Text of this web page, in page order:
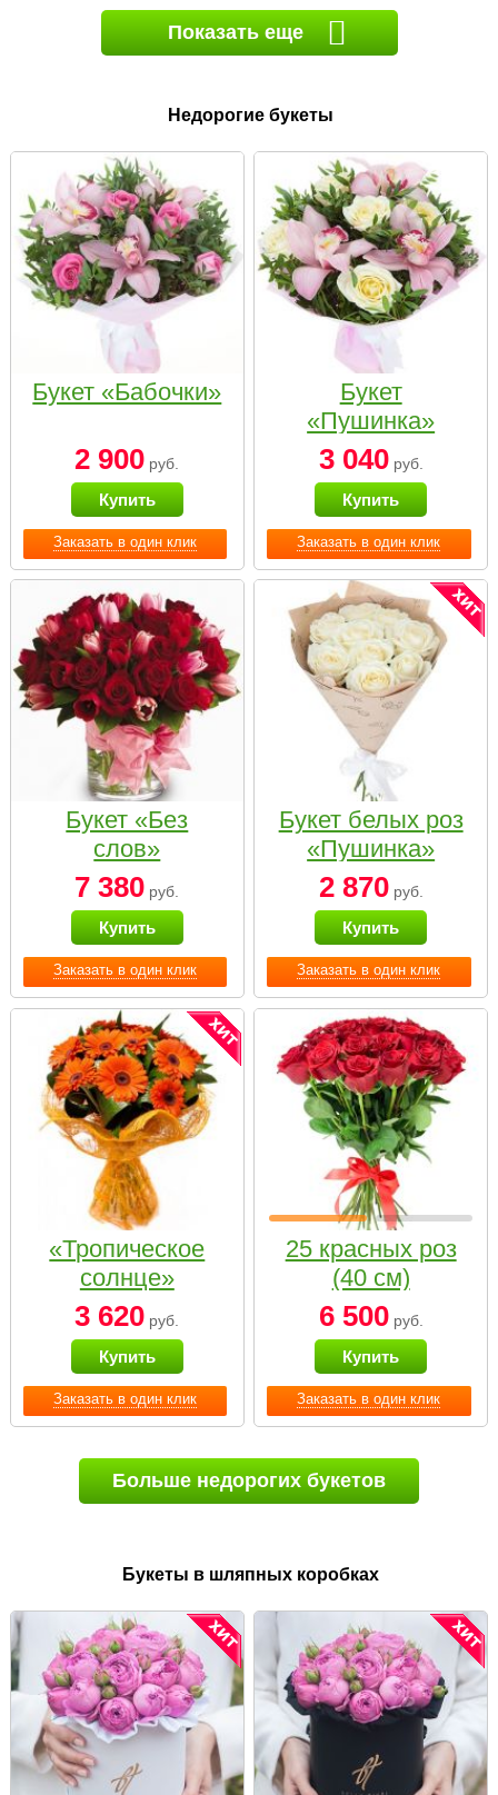
Показать еще
Недорогие букеты
Заказать в один клик
Букет «Бабочки»
2 900 руб.
Купить
Заказать в один клик
Букет
«Пушинка»
3 040руб.
Купить
Заказать в один клик
Букет «Без
слов»
7 380 руб.
Купить
Заказать в один клик
Букет белых роз
«Пушинка»
2 870руб.
Купить
Заказать в один клик
«Тропическое
солнце»
3 620 руб.
Купить
Заказать в один клик
25 красных роз
(40 см)
6 500руб.
Купить
Больше недорогих букетов
Букеты в шляпных коробках